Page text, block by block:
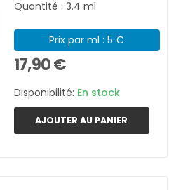
Quantité : 3.4 ml
Prix par ml : 5 €
17,90 €
Disponibilité: En stock
AJOUTER AU PANIER